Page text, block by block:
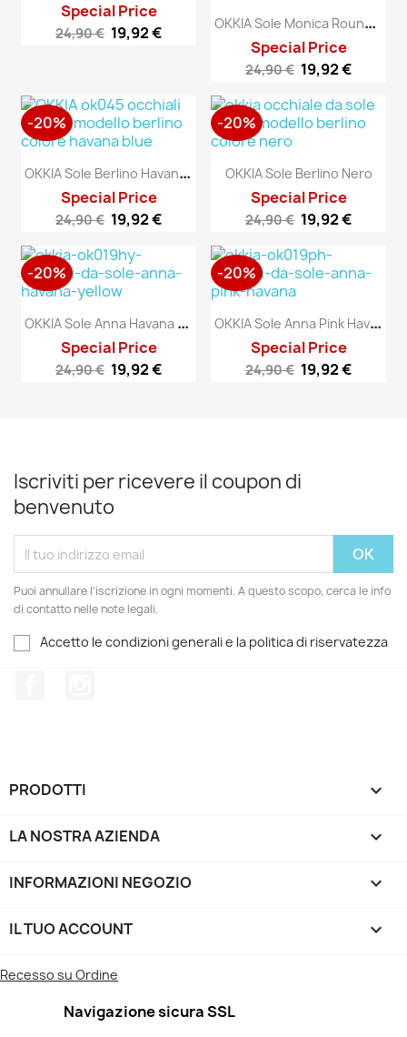
Special Price
24,90 € 19,92 € O
KKIA Sole Monica Round...
Special Price
24,90 € 19,92 €
O
KKIA Sole Berlino Havana Blue
Special Price
24,90 € 19,92 €
-20%
OKKIA Sole Berlino Nero
Special Price
24,90 € 19,92 €
-20%
O
KKIA Sole Anna Havana Yellow
Special Price
24,90 € 19,92 €
-20%
O
KKIA Sole Anna Pink Havana
Special Price
24,90 € 19,92 €
-20%
Iscriviti per ricevere il coupon di
benvenuto
Puoi annullare l'iscrizione in ogni momenti. A questo scopo, cerca le info
di contatto nelle note legali.
Accetto le condizioni generali e la politica di riservatezza
PRODOTTI 
LA NOSTRA AZIENDA 
INFORMAZIONI NEGOZIO keyboard_arrow_down
IL TUO ACCOUNT 
Recesso su Ordine
Navigazione sicura SSL